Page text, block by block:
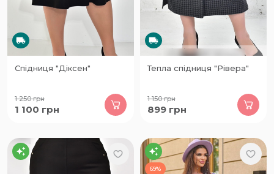
Спідниця "Діксен"
1 250грн
1 100 грн
Тепла спідниця "Рівера"
1 150грн
899 грн
69%